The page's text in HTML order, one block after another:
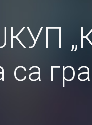
са